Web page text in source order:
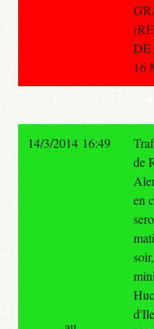
16
14/3/2014 16:49
de
en